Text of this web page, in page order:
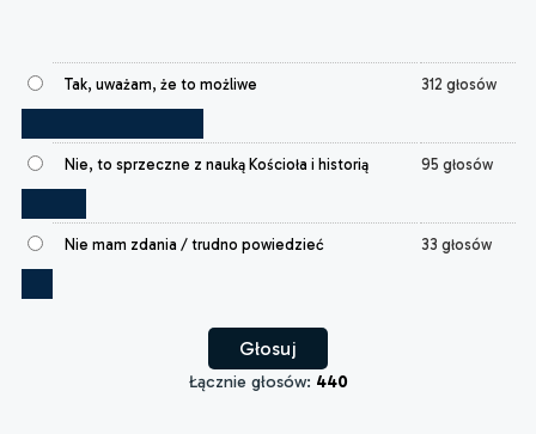
Tak, uważam, że to możliwe 312 głosów
Nie, to sprzeczne z nauką Kościoła i historią 95 głosów
Nie mam zdania / trudno powiedzieć 33 głosów
Łącznie głosów: 440